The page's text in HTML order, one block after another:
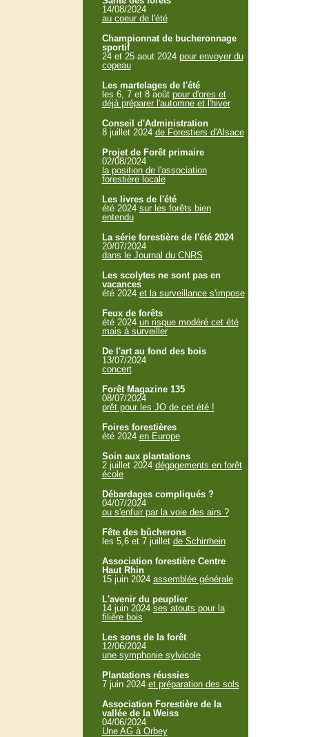
14/08/2024
au coeur de l'été
Championnat de bucheronnage
sportif
24 et 25 aout 2024 pour envoyer du
copeau
Les martelages de l'été
les 6, 7 et 8 août pour d'ores et
déjà préparer l'automne et l'hiver
Conseil d'Administration
8 juillet 2024 de Forestiers d'Alsace
Projet de Forêt primaire
02/08/2024
la position de l'association
forestière locale
Les livres de l'été
été 2024 sur les forêts bien
entendu
La série forestière de l'été 2024
20/07/2024
dans le Journal du CNRS
Les scolytes ne sont pas en
vacances
été 2024 et la surveillance s'impose
Feux de forêts
été 2024 un risque modéré cet été
mais à surveiller
De l'art au fond des bois
13/07/2024
concert
Forêt Magazine 135
08/07/2024
prêt pour les JO de cet été !
Foires forestières
été 2024 en Europe
Soin aux plantations
2 juillet 2024 dégagements en forêt
école
Débardages compliqués ?
04/07/2024
ou s'enfuir par la voie des airs ?
Fête des bûcherons
les 5,6 et 7 juillet de Schirrhein
Association forestière Centre
Haut Rhin
15 juin 2024 assemblée générale
L'avenir du peuplier
14 juin 2024 ses atouts pour la
filière bois
Les sons de la forêt
12/06/2024
une symphonie sylvicole
Plantations réussies
7 juin 2024 et préparation des sols
Association Forestière de la
vallée de la Weiss
04/06/2024
Une AG à Orbey